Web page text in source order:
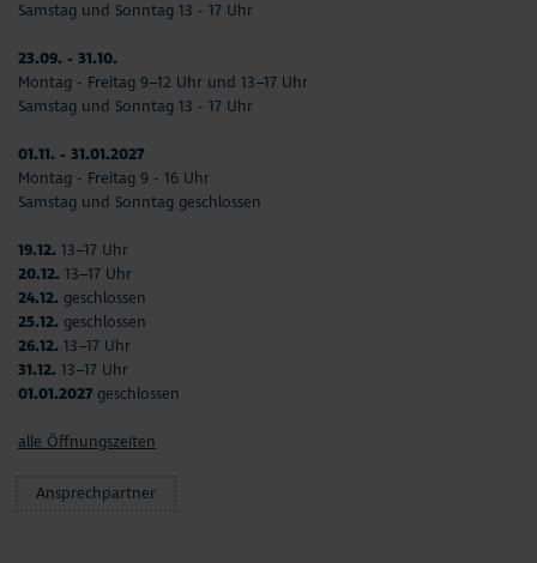
Samstag und Sonntag 13 - 17 Uhr
23.09. - 31.10.
Montag - Freitag 9–12 Uhr und 13–17 Uhr
Samstag und Sonntag 13 - 17 Uhr
01.11. - 31.01.2027
Montag - Freitag 9 - 16 Uhr
Samstag und Sonntag geschlossen
19.12. 13–17 Uhr
20.12. 13–17 Uhr
24.12. geschlossen
25.12. geschlossen
26.12. 13–17 Uhr
31.12. 13–17 Uhr
01.01.2027 geschlossen
alle Öffnungszeiten
Ansprechpartner